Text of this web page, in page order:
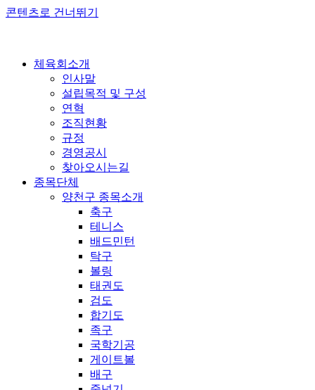
콘텐츠로 건너뛰기
체육회소개
인사말
설립목적 및 구성
연혁
조직현황
규정
경영공시
찾아오시는길
종목단체
양천구 종목소개
축구
테니스
배드민턴
탁구
볼링
태권도
검도
합기도
족구
국학기공
게이트볼
배구